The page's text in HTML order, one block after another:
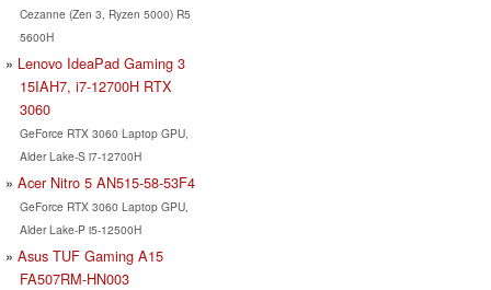
Cezanne (Zen 3, Ryzen 5000) R5
5600H
Lenovo IdeaPad Gaming 3
15IAH7, i7-12700H RTX
3060
GeForce RTX 3060 Laptop GPU,
Alder Lake-S i7-12700H
Acer Nitro 5 AN515-58-53F4
GeForce RTX 3060 Laptop GPU,
Alder Lake-P i5-12500H
Asus TUF Gaming A15
FA507RM-HN003